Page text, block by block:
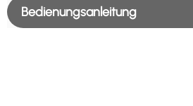
Bedienungsanleitung